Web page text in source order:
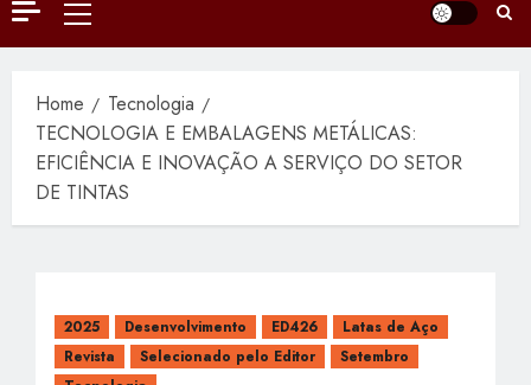
Primary
Menu
Home
Tecnologia
TECNOLOGIA E EMBALAGENS METÁLICAS:
EFICIÊNCIA E INOVAÇÃO A SERVIÇO DO SETOR
DE TINTAS
2025 Desenvolvimento ED426
Latas de Aço
Revista
Selecionado pelo Editor
Setembro